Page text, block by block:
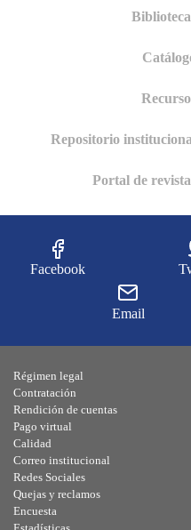
Repositorio
Portal de
Facebook
Email
Régimen legal
Contratación
Rendición de cuentas
Pago virtual
Calidad
Correo institucional
Redes Sociales
Quejas y reclamos
Encuesta